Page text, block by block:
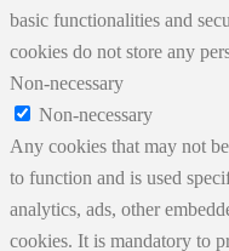
basic functionalities and
cookies do not store any
Non-necessary
Non-necessary
Any cookies that may not
to function and is used
analytics, ads, other
cookies. It is mandatory to